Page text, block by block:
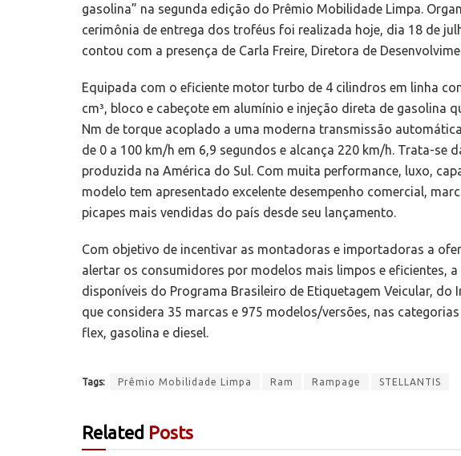
gasolina” na segunda edição do Prêmio Mobilidade Limpa.
cerimônia de entrega dos troféus foi realizada hoje, dia 18 de
contou com a presença de Carla Freire, Diretora de
Equipada com o eficiente motor turbo de 4 cilindros em linha
cm³, bloco e cabeçote em alumínio e injeção direta de gasolina
Nm de torque acoplado a uma moderna transmissão
de 0 a 100 km/h em 6,9 segundos e alcança 220 km/h. Trata-se
produzida na América do Sul. Com muita performance, luxo,
modelo tem apresentado excelente desempenho comercial,
picapes mais vendidas do país desde seu lançamento.
Com objetivo de incentivar as montadoras e importadoras a
alertar os consumidores por modelos mais limpos e eficientes,
disponíveis do Programa Brasileiro de Etiquetagem Veicular, do
que considera 35 marcas e 975 modelos/versões, nas
flex, gasolina e diesel.
Tags: Prêmio Mobilidade Limpa Ram Rampage STELLANTIS
Related Posts